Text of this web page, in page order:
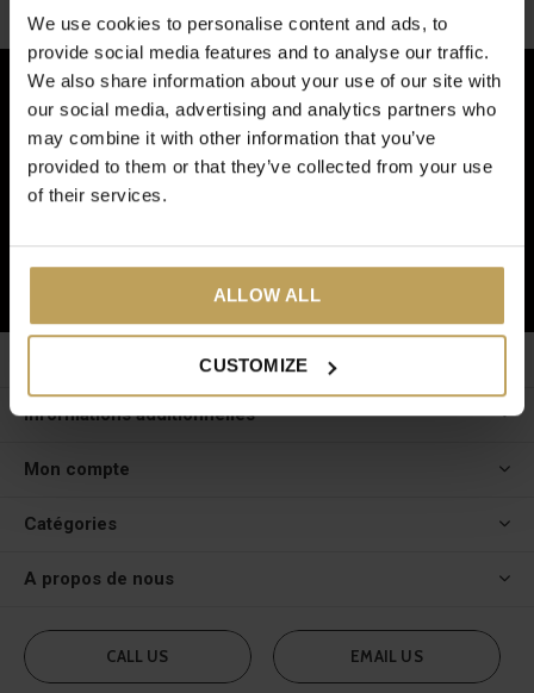
We use cookies to personalise content and ads, to
provide social media features and to analyse our traffic.
We also share information about your use of our site with
our social media, advertising and analytics partners who
may combine it with other information that you’ve
provided to them or that they’ve collected from your use
of their services.
ALLOW ALL
CUSTOMIZE
Inscrivez-vous à notre newsletter
Et recevez 5€ de réduction sur votre prochaine commande !
S'ABONNER
Service à la clientèle
Informations additionnelles
Mon compte
Catégories
A propos de nous
CALL US EMAIL US